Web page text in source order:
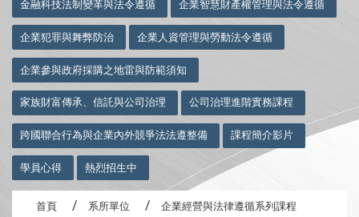
金融科技法制變革與法令遵循 企業智慧財產權管理與法令遵循
企業犯罪與舞弊防治 企業人資管理與勞動法令遵循
企業參與政府採購之地雷與防範須知
家族財富傳承、信託與公司治理 公司治理進階實務課程
跨國聯合行為與企業內外競爭法法遵整備 課程簡介影片
學員心得 熱烈招生中
首頁 系所單位
企業經營與法律遵循系列課程